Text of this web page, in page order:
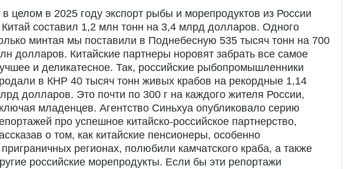
целом в 2025 году экспорт рыбы и морепродуктов из России
Китай составил 1,2 млн тонн на 3,4 млрд долларов. Одного
минтая мы поставили в Поднебесную 535 тысяч тонн на 700
долларов. Китайские партнеры норовят забрать все самое
и деликатесное. Так, российские рыбопромышленники
в КНР 40 тысяч тонн живых крабов на рекордные 1,14
долларов. Это почти по 300 г на каждого жителя России,
младенцев. Агентство Синьхуа опубликовало серию
про успешное китайско-российское партнерство,
о том, как китайские пенсионеры, особенно
приграничных регионах, полюбили камчатского краба, а также
российские морепродукты. Если бы эти репортажи